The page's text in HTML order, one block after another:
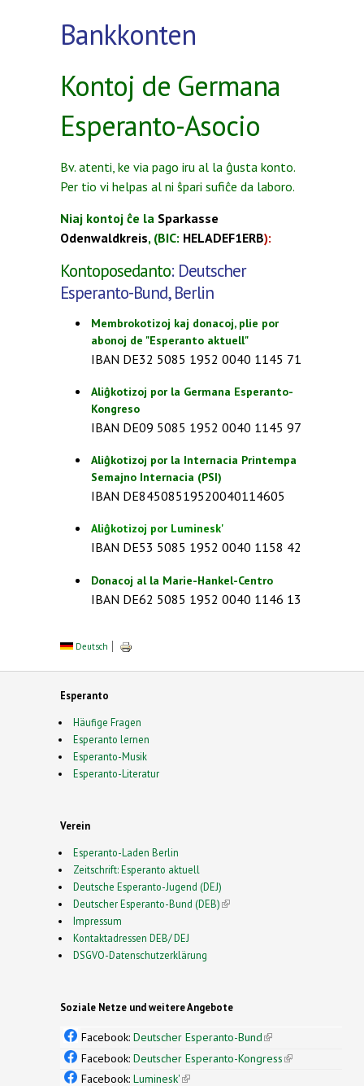
Bankkonten
Kontoj de Germana
Esperanto-Asocio
Bv. atenti, ke via pago iru al la ĝusta konto.
Per tio vi helpas al ni ŝpari sufiĉe da laboro.
Niaj kontoj ĉe la Sparkasse
Odenwaldkreis, (BIC: HELADEF1ERB):
Kontoposedanto: Deutscher
Esperanto-Bund, Berlin
Membrokotizoj kaj donacoj, plie por
abonoj de "Esperanto aktuell"
IBAN DE32 5085 1952 0040 1145 71
Aliĝkotizoj por la Germana Esperanto-
Kongreso
IBAN DE09 5085 1952 0040 1145 97
Aliĝkotizoj por la Internacia Printempa
Semajno Internacia (PSI)
IBAN DE84508519520040114605
Aliĝkotizoj por Luminesk'
IBAN DE53 5085 1952 0040 1158 42
Donacoj al la Marie-Hankel-Centro
IBAN DE62 5085 1952 0040 1146 13
Deutsch
Esperanto
Häufige Fragen
Esperanto lernen
Esperanto-Musik
Esperanto-Literatur
Verein
Esperanto-Laden Berlin
Zeitschrift: Esperanto aktuell
Deutsche Esperanto-Jugend (DEJ)
Deutscher Esperanto-Bund (DEB)(link is external)
Impressum
Kontaktadressen DEB/ DEJ
DSGVO-Datenschutzerklärung
Soziale Netze und weitere Angebote
Facebook: Deutscher Esperanto-Bund(link is
external)
Facebook: Deutscher Esperanto-Kongress(link is
Facebook: Luminesk'(link is external)